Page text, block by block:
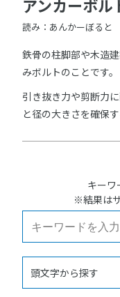
アンカーボル
読み：あんかーぼると
鉄骨の柱脚部や木造
みボルトのことです。
引き抜き力や剪断力
と径の大きさを確保
キー
※結果は